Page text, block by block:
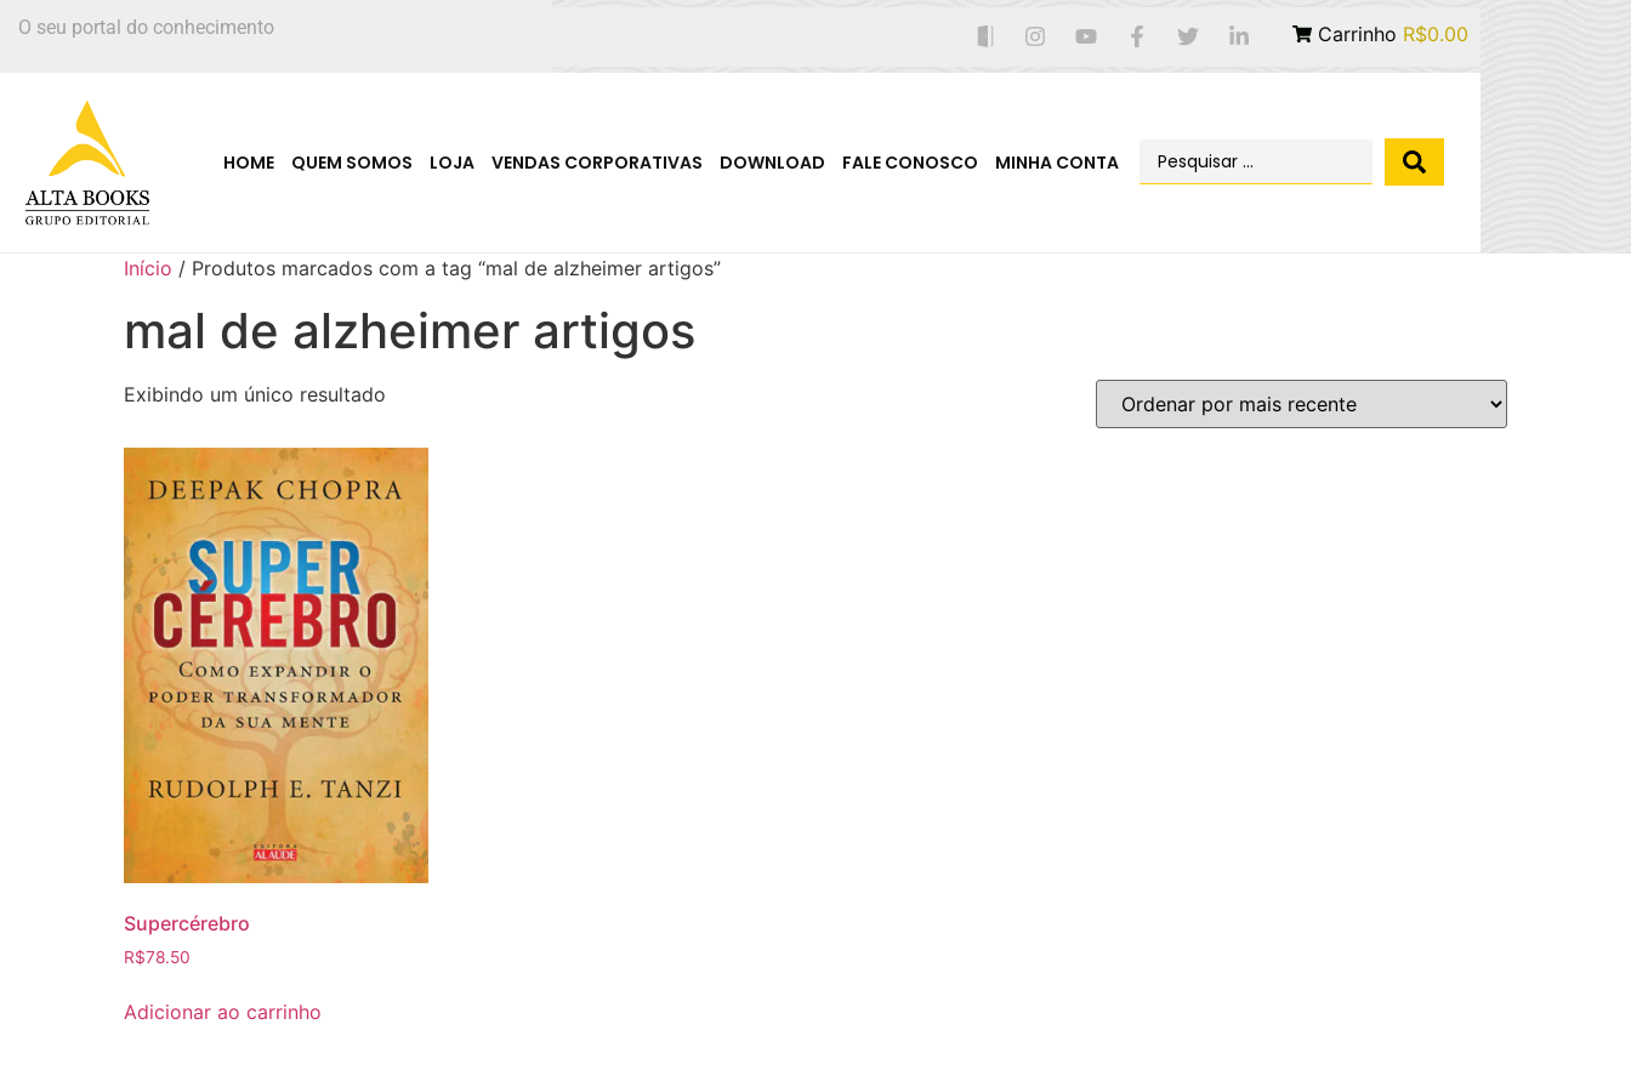
O seu portal do conhecimento Carrinho R$0.00
HOME QUEM SOMOS LOJA VENDAS CORPORATIVAS DOWNLOAD FALE CONOSCO MINHA CONTA
Início / Produtos marcados com a tag “mal de alzheimer artigos”
mal de alzheimer artigos
Exibindo um único resultado
Supercérebro
R$78.50
Adicionar ao carrinho